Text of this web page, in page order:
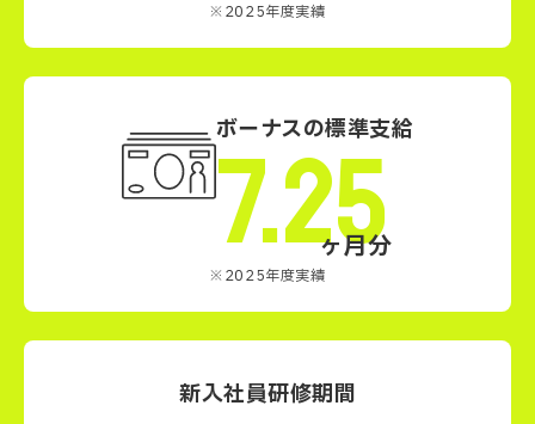
※2025年度実績
ボーナスの標準支給
7.25
ヶ月分
※2025年度実績
新入社員研修期間